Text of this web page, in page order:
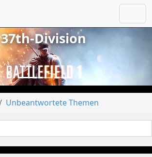
37th-Division
Unbeantwortete Themen